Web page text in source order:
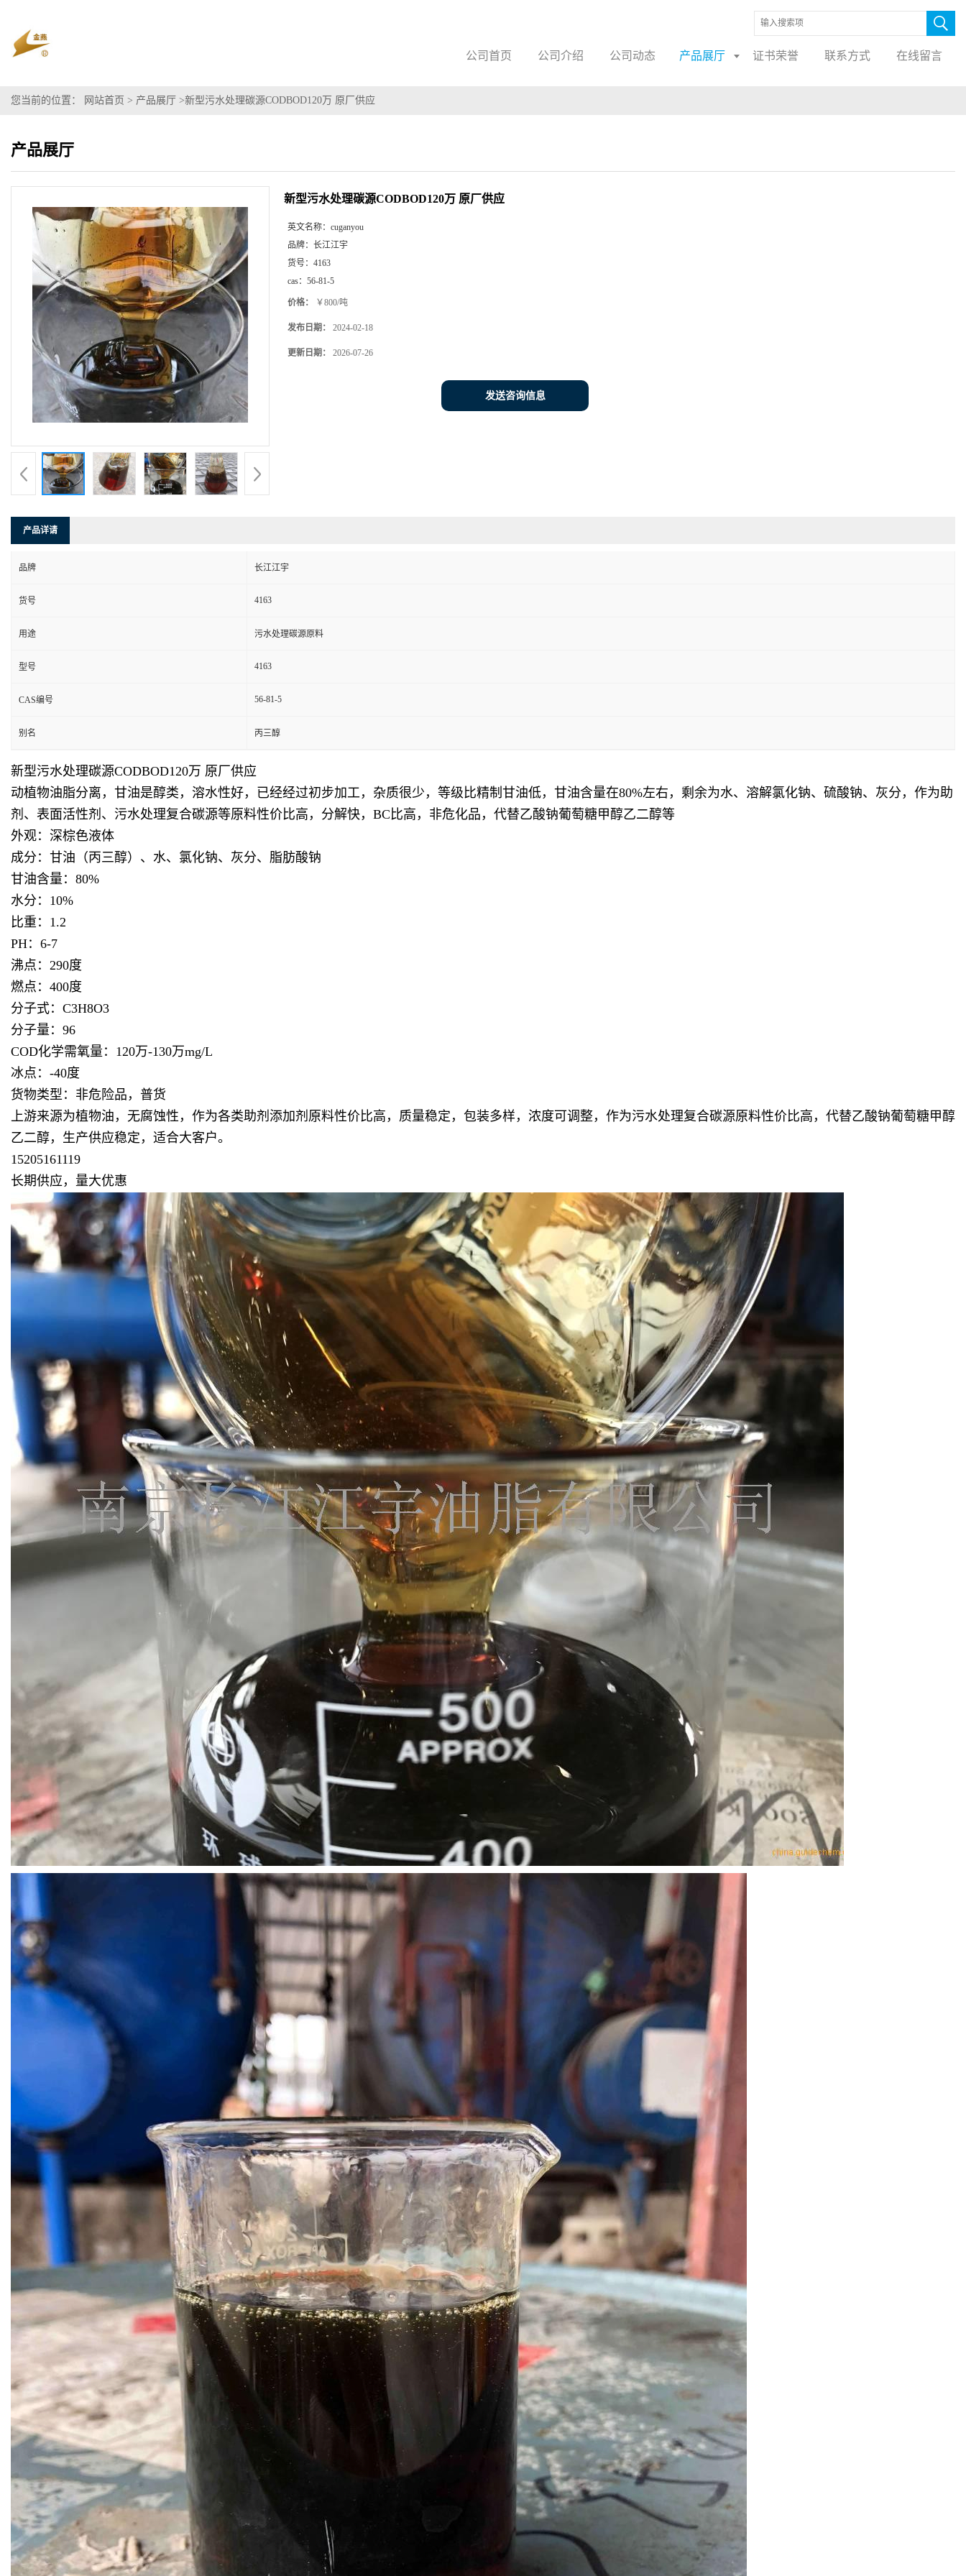
公司首页 公司介绍 公司动态 产品展厅 证书荣誉 联系方式 在线留言
您当前的位置： 网站首页 > 产品展厅 >新型污水处理碳源CODBOD120万 原厂供应
产品展厅
新型污水处理碳源CODBOD120万 原厂供应
英文名称： cuganyou
品牌： 长江江宇
货号： 4163
cas： 56-81-5
价格： ￥800/吨
发布日期： 2024-02-18
更新日期： 2026-07-26
发送咨询信息
产品详请
品牌 长江江宇
货号 4163
用途 污水处理碳源原料
型号 4163
CAS编号 56-81-5
别名 丙三醇
新型污水处理碳源CODBOD120万 原厂供应
动植物油脂分离，甘油是醇类，溶水性好，已经经过初步加工，杂质很少，等级比精制甘油低，甘油含量在80%左右，剩余为水、溶解氯化钠、硫酸钠、灰分，作为助
剂、表面活性剂、污水处理复合碳源等原料性价比高，分解快，BC比高，非危化品，代替乙酸钠葡萄糖甲醇乙二醇等
外观：深棕色液体
成分：甘油（丙三醇）、水、氯化钠、灰分、脂肪酸钠
甘油含量：80%
水分：10%
比重：1.2
PH：6-7
沸点：290度
燃点：400度
分子式：C3H8O3
分子量：96
COD化学需氧量：120万-130万mg/L
冰点：-40度
货物类型：非危险品，普货
上游来源为植物油，无腐蚀性，作为各类助剂添加剂原料性价比高，质量稳定，包装多样，浓度可调整，作为污水处理复合碳源原料性价比高， 代替乙酸钠葡萄糖甲醇
乙二醇，生产供应稳定，适合大客户。
15205161119
长期供应，量大优惠